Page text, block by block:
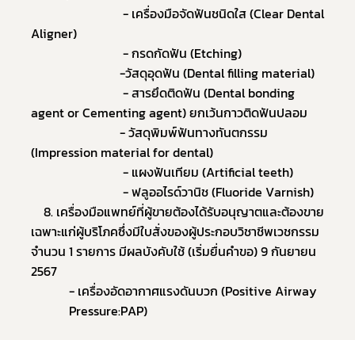
- เครื่องมือจัดฟันชนิดใส (Clear Dental
Aligner)
- กรดกัดฟัน (Etching)
-วัสดุอุดฟัน (Dental filling material)
- สารยึดติดฟัน (Dental bonding
agent or Cementing agent) ยกเว้นกาวติดฟันปลอม
- วัสดุพิมพ์ฟันทางทันตกรรม
(Impression material for dental)
- แผงฟันเทียม (Artificial teeth)
- ฟลูออไรด์วานิช (Fluoride Varnish)
เฉพาะแก่ผู้บริโภคซึ่งมีใบสั่งของผู้ประกอบวิชาชีพเวชกรรม
จำนวน 1 รายการ มีผลบังคับใช้ (เริ่มยื่นคำขอ) 9 กันยายน
2567
- เครื่องอัดอากาศแรงดันบวก (Positive Airway
Pressure:PAP)